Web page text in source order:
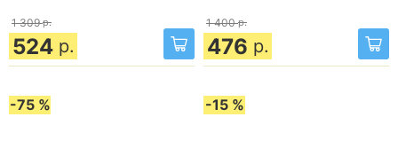
1 309 р.
524 р.
1 400 р.
476 р.
-75 % -15 %